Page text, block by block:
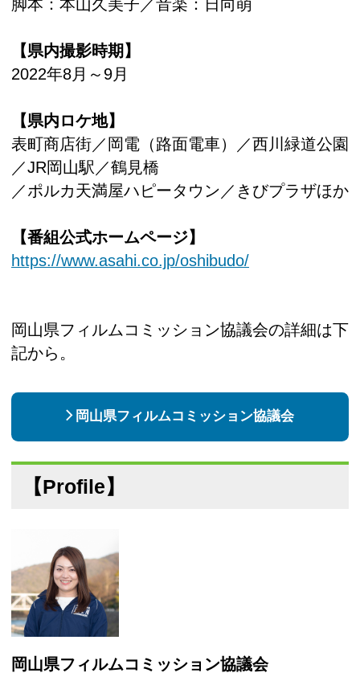
脚本：本山久美子／音楽：日向萌
【県内撮影時期】
2022年8月～9月
【県内ロケ地】
表町商店街／岡電（路面電車）／西川緑道公園
／JR岡山駅／鶴見橋
／ポルカ天満屋ハピータウン／きびプラザほか
【番組公式ホームページ】
https://www.asahi.co.jp/oshibudo/
岡山県フィルムコミッション協議会の詳細は下
記から。
岡山県フィルムコミッション協議会
【Profile】
岡山県フィルムコミッション協議会